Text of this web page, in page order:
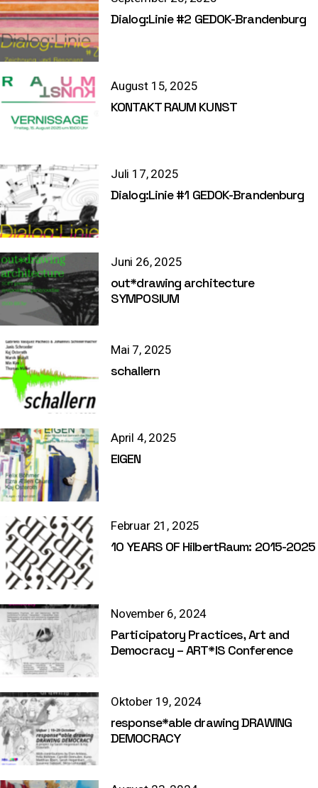
Dialog:Linie #2 GEDOK-Brandenburg
August 15, 2025
KONTAKT RAUM KUNST
Juli 17, 2025
Dialog:Linie #1 GEDOK-Brandenburg
Juni 26, 2025
out*drawing architecture
SYMPOSIUM
Mai 7, 2025
schallern
April 4, 2025
EIGEN
Februar 21, 2025
10 YEARS OF HilbertRaum: 2015-2025
November 6, 2024
Participatory Practices, Art and
Democracy – ART*IS Conference
Oktober 19, 2024
response*able drawing DRAWING
DEMOCRACY